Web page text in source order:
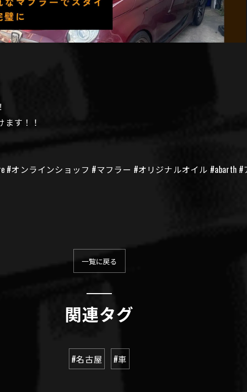
す！！
#オンラインショッフ #マフラー #オリジナルオイル #abarth
一覧に戻る
関連タグ
#名古屋 #車